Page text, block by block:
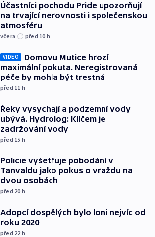
Účastníci pochodu Pride upozorňují
na trvající nerovnosti i společenskou
atmosféru
včera před 10 h
VIDEO
Domovu Mutice hrozí
maximální pokuta. Neregistrovaná
péče by mohla být trestná
před 11 h
Řeky vysychají a podzemní vody
ubývá. Hydrolog: Klíčem je
zadržování vody
před 15 h
Policie vyšetřuje pobodání v
Tanvaldu jako pokus o vraždu na
dvou osobách
před 20 h
Adopcí dospělých bylo loni nejvíc od
roku 2020
před 22 h